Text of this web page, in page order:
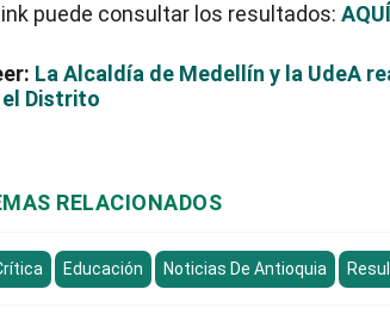
puede consultar los resultados:
La Alcaldía de Medellín y la UdeA
Distrito
RELACIONADOS
Educación Noticias De Antioquia